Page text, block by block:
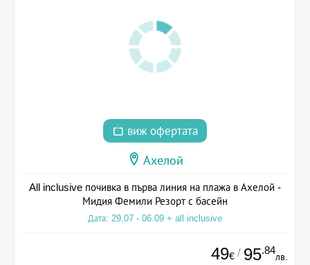
виж офертата
Ахелой
All inclusive почивка в първа линия на плажа в Ахелой -
Мидия Фемили Резорт с басейн
Дата: 29.07 - 06.09 + all inclusive
49€ / 95.84
лв.